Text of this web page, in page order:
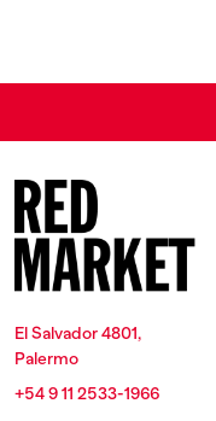
El Salvador 4801,
Palermo
+54 9 11 2533-1966